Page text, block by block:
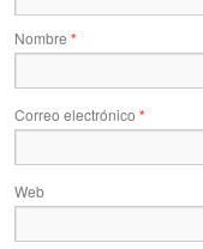
Nombre *
Correo electrónico *
Web